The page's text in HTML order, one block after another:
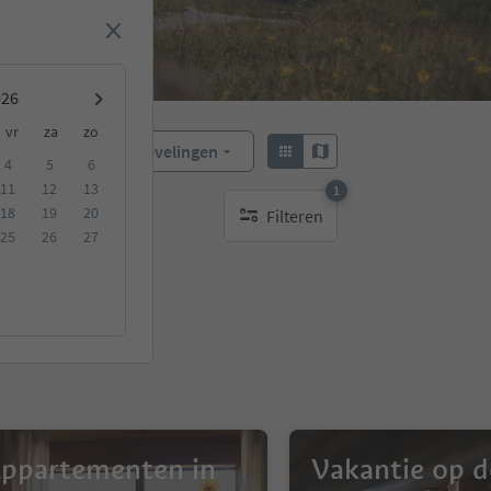
vr za
zo
4 5
6
11 12
13
18 19
20
25 26
27
Aanbevelingen
Filteren
1
1 actief filter
in
Vakantie op